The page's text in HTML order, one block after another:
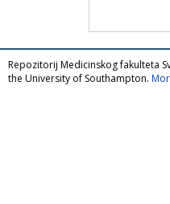
Repozitorij Medicinskog fakulteta
the University of Southampton.